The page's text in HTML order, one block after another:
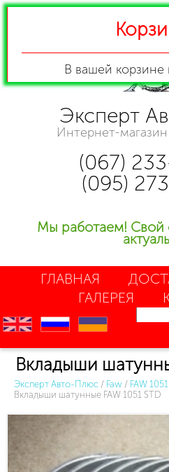
Эксперт
Интернет-магазин
(067)
(095)
Мы работаем! Свой
ГЛАВНАЯ
ГАЛЕРЕЯ
en ru uk
Вкладыши
Эксперт Авто-Плюс / Faw / FAW
Вкладыши шатунные FAW 1051 STD
В вашей корзине